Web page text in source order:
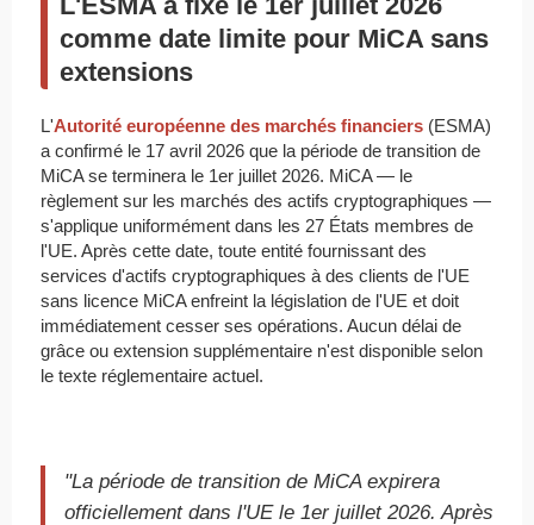
comme date limite pour MiCA sans
extensions
L'Autorité européenne des marchés financiers (ESMA)
a confirmé le 17 avril 2026 que la période de transition de
MiCA se terminera le 1er juillet 2026. MiCA — le
règlement sur les marchés des actifs cryptographiques —
s'applique uniformément dans les 27 États membres de
l'UE. Après cette date, toute entité fournissant des
services d'actifs cryptographiques à des clients de l'UE
sans licence MiCA enfreint la législation de l'UE et doit
immédiatement cesser ses opérations. Aucun délai de
grâce ou extension supplémentaire n'est disponible selon
le texte réglementaire actuel.
"La période de transition de MiCA expirera
officiellement dans l'UE le 1er juillet 2026. Après